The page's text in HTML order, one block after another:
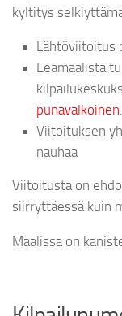
kyltitys
Lähtöviitoitus
Eeämaalista
punavalkoinen.
Viitoituksen
nauhaa
Viitoitusta on
siirryttäessä kuin
Maalissa on